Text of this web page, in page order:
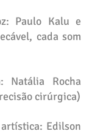
Paulo Kalu e
cada som
Natália Rocha
cirúrgica)
Edilson